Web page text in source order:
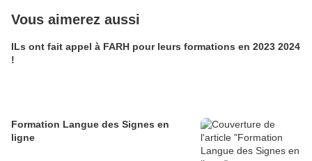
Vous aimerez aussi
ILs ont fait appel à FARH pour leurs formations en 2023 2024
!
Formation Langue des Signes en
ligne